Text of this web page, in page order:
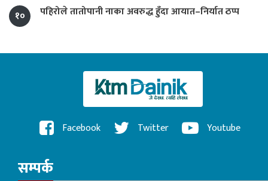
१० पहिरोले तातोपानी नाका अवरुद्ध हुँदा आयात–निर्यात ठप्प
Facebook Twitter Youtube
सम्पर्क